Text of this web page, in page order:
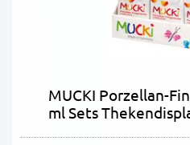
MUCKI Porzellan-
ml Sets